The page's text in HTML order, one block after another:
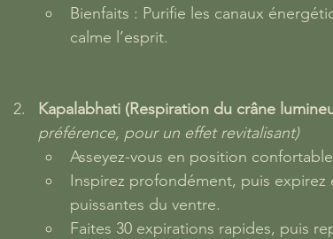
Bienfaits : Purifie les canaux
calme l’esprit.
Kapalabhati (Respiration du crâne
préférence, pour un effet revitalisant)
Asseyez-vous en position
Inspirez profondément, puis
puissantes du ventre.
Faites 30 expirations rapides, puis